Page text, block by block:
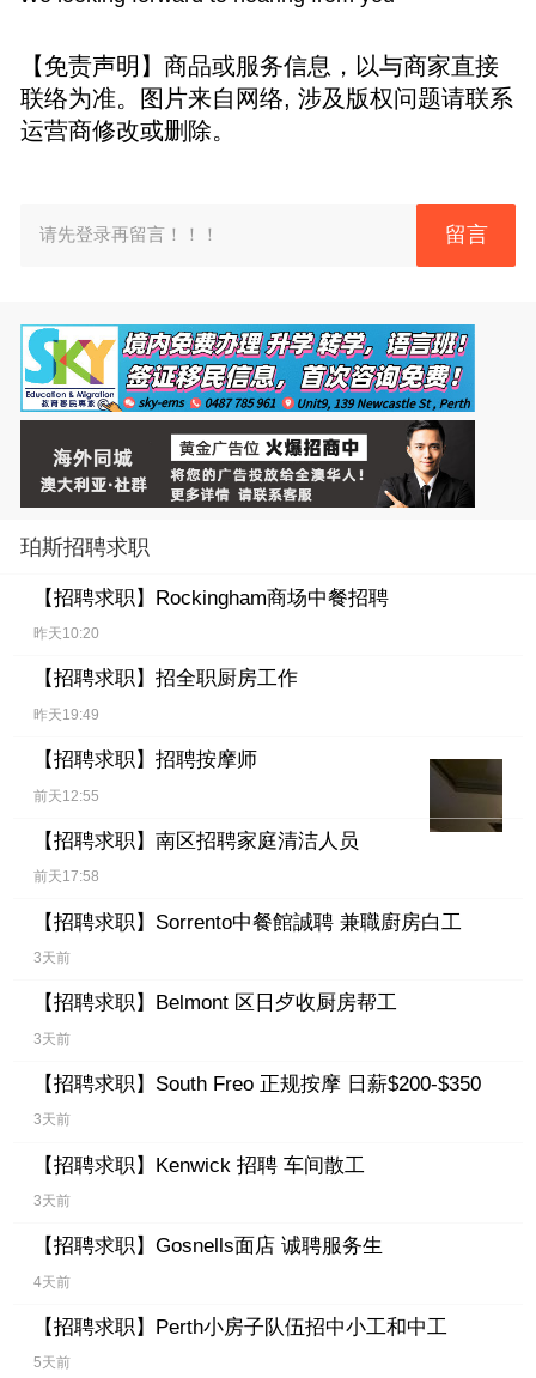
【免责声明】商品或服务信息，以与商家直接
联络为准。图片来自网络, 涉及版权问题请联系
运营商修改或删除。
请先登录再留言！！！ 留言
珀斯招聘求职
【招聘求职】 Rockingham商场中餐招聘
昨天10:20
【招聘求职】 招全职厨房工作
昨天19:49
【招聘求职】 招聘按摩师
前天12:55
【招聘求职】 南区招聘家庭清洁人员
前天17:58
【招聘求职】 Sorrento中餐館誠聘 兼職廚房白工
3天前
【招聘求职】 Belmont 区日歺收厨房帮工
3天前
【招聘求职】 South Freo 正规按摩 日薪$200-$350
3天前
【招聘求职】 Kenwick 招聘 车间散工
3天前
【招聘求职】 Gosnells面店 诚聘服务生
4天前
【招聘求职】 Perth小房子队伍招中小工和中工
5天前